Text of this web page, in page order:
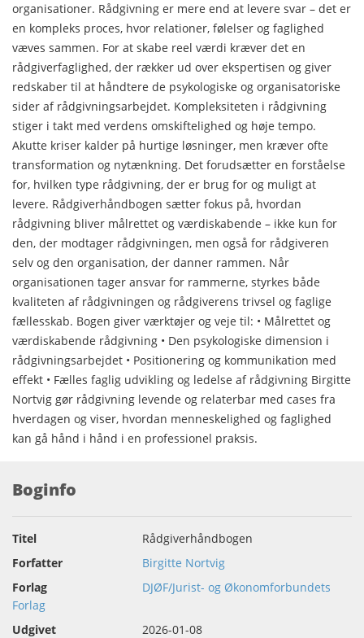
organisationer. Rådgivning er mere end at levere svar – det er
en kompleks proces, hvor relationer, følelser og faglighed
væves sammen. For at skabe reel værdi kræver det en
rådgiverfaglighed, der rækker ud over ekspertisen og giver
redskaber til at håndtere de psykologiske og organisatoriske
sider af rådgivningsarbejdet. Kompleksiteten i rådgivning
stiger i takt med verdens omskiftelighed og høje tempo.
Akutte kriser kalder på hurtige løsninger, men kræver ofte
transformation og nytænkning. Det forudsætter en forståelse
for, hvilken type rådgivning, der er brug for og muligt at
levere. Rådgiverhåndbogen sætter fokus på, hvordan
rådgivning bliver målrettet og værdiskabende – ikke kun for
den, der modtager rådgivningen, men også for rådgiveren
selv og den organisation, der danner rammen. Når
organisationen tager ansvar for rammerne, styrkes både
kvaliteten af rådgivningen og rådgiverens trivsel og faglige
fællesskab. Bogen giver værktøjer og veje til: • Målrettet og
værdiskabende rådgivning • Den psykologiske dimension i
rådgivningsarbejdet • Positionering og kommunikation med
effekt • Fælles faglig udvikling og ledelse af rådgivning Birgitte
Nortvig gør rådgivning levende og relaterbar med cases fra
hverdagen og viser, hvordan menneskelighed og faglighed
kan gå hånd i hånd i en professionel praksis.
Boginfo
Titel
Rådgiverhåndbogen
Forfatter
Birgitte Nortvig
Forlag
DJØF/Jurist- og Økonomforbundets
Forlag
Udgivet
2026-01-08